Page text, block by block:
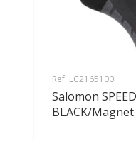
Ref: LC2165100
Salomon
BLACK/Magnet